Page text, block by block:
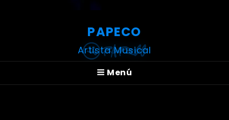
PAPECO
Artista Musical
Menú